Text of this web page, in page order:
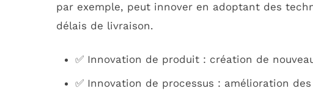
par exemple, peut innover en adoptant des
délais de livraison.
✅ Innovation de produit : création de
✅ Innovation de processus : amélioration